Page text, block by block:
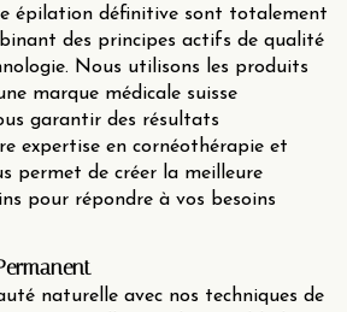
épilation définitive sont totalement
des principes actifs de qualité
Nous utilisons les produits
marque médicale suisse
garantir des résultats
expertise en cornéothérapie et
permet de créer la meilleure
pour répondre à vos besoins
naturelle avec nos techniques de